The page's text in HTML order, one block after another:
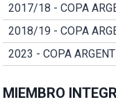
2017/18 - COPA
2018/19 - COPA
2023 - COPA
MIEMBRO